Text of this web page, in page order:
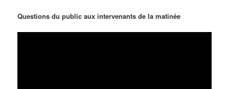
Questions du public aux intervenants de la matinée